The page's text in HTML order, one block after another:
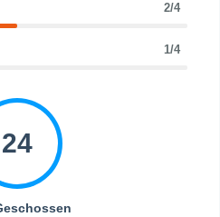
2/4
1/4
24